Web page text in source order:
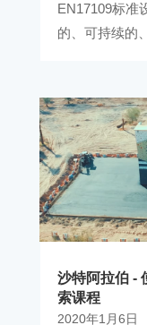
EN17109标准
的、可持续的
沙特阿拉伯 -
索课程
2020年1月6日